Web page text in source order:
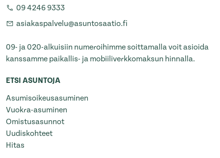
09 4246 9333
asiakaspalvelu@asuntosaatio.fi
09- ja 020-alkuisiin numeroihimme soittamalla voit asioida
kanssamme paikallis- ja mobiiliverkkomaksun hinnalla.
ETSI ASUNTOJA
Asumisoikeusasuminen
Vuokra-asuminen
Omistusasunnot
Uudiskohteet
Hitas